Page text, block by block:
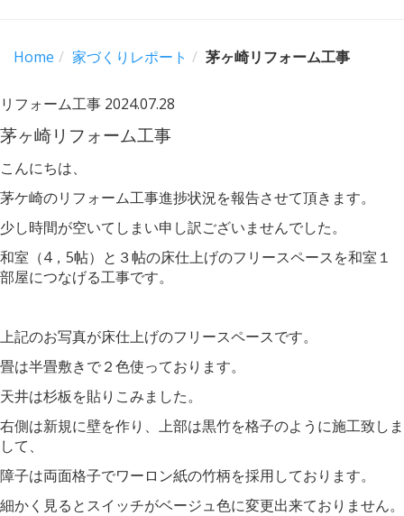
Home 家づくりレポート 茅ヶ崎リフォーム工事
リフォーム工事 2024.07.28
茅ヶ崎リフォーム工事
こんにちは、
茅ケ崎のリフォーム工事進捗状況を報告させて頂きます。
少し時間が空いてしまい申し訳ございませんでした。
和室（4，5帖）と３帖の床仕上げのフリースペースを和室１
部屋につなげる工事です。
上記のお写真が床仕上げのフリースペースです。
畳は半畳敷きで２色使っております。
天井は杉板を貼りこみました。
右側は新規に壁を作り、上部は黒竹を格子のように施工致しま
して、
障子は両面格子でワーロン紙の竹柄を採用しております。
細かく見るとスイッチがベージュ色に変更出来ておりません。